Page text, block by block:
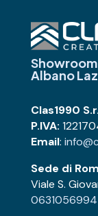
Albano
Clas1990
P.IVA:
Email:
Sede di
Viale S.
0631056994